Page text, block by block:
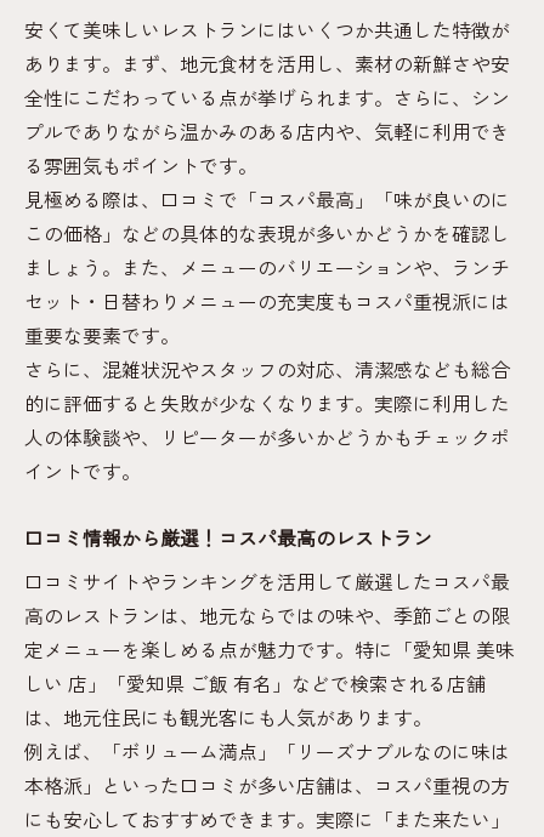
安くて美味しいレストランにはいくつか共通した特徴が
あります。まず、地元食材を活用し、素材の新鮮さや安
全性にこだわっている点が挙げられます。さらに、シン
プルでありながら温かみのある店内や、気軽に利用でき
る雰囲気もポイントです。
見極める際は、口コミで「コスパ最高」「味が良いのに
この価格」などの具体的な表現が多いかどうかを確認し
ましょう。また、メニューのバリエーションや、ランチ
セット・日替わりメニューの充実度もコスパ重視派には
重要な要素です。
さらに、混雑状況やスタッフの対応、清潔感なども総合
的に評価すると失敗が少なくなります。実際に利用した
人の体験談や、リピーターが多いかどうかもチェックポ
イントです。
口コミ情報から厳選！コスパ最高のレストラン
口コミサイトやランキングを活用して厳選したコスパ最
高のレストランは、地元ならではの味や、季節ごとの限
定メニューを楽しめる点が魅力です。特に「愛知県 美味
しい 店」「愛知県 ご飯 有名」などで検索される店舗
は、地元住民にも観光客にも人気があります。
例えば、「ボリューム満点」「リーズナブルなのに味は
本格派」といった口コミが多い店舗は、コスパ重視の方
にも安心しておすすめできます。実際に「また来たい」